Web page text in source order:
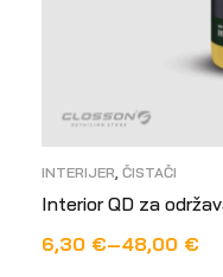
INTERIJER ČISTAČI
Interior QD za
6,30 €–48,00 €